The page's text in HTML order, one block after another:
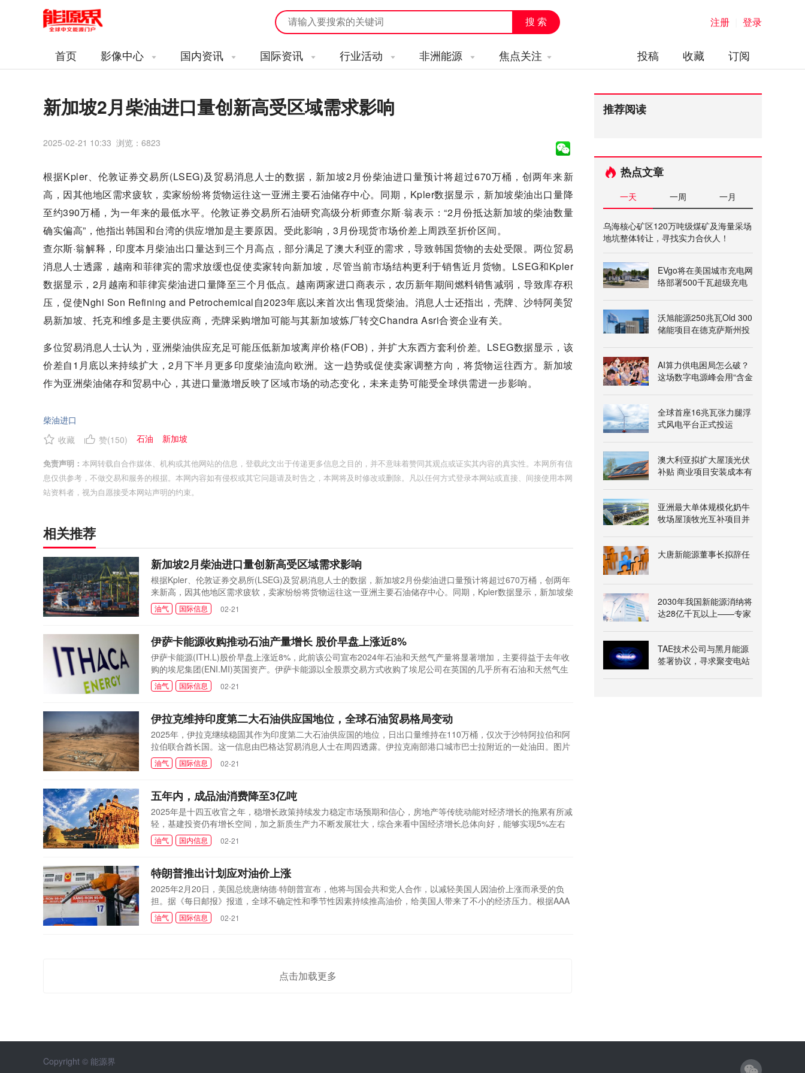
注册 登录
首页 影像中心 国内资讯 国际资讯 行业活动 非洲能源 焦点关注 订阅
收藏
投稿
新加坡2月柴油进口量创新高受区域需求影响
2025-02-21 10:33 浏览： 6823
根据Kpler、伦敦证券交易所(LSEG)及贸易消息人士的数据，新加坡2月份柴油进口量预计将超过670万桶，创两年来新
高，因其他地区需求疲软，卖家纷纷将货物运往这一亚洲主要石油储存中心。同期，Kpler数据显示，新加坡柴油出口量降
至约390万桶，为一年来的最低水平。伦敦证券交易所石油研究高级分析师查尔斯·翁表示：“2月份抵达新加坡的柴油数量
确实偏高”，他指出韩国和台湾的供应增加是主要原因。受此影响，3月份现货市场价差上周跌至折价区间。
查尔斯·翁解释，印度本月柴油出口量达到三个月高点，部分满足了澳大利亚的需求，导致韩国货物的去处受限。两位贸易
消息人士透露，越南和菲律宾的需求放缓也促使卖家转向新加坡，尽管当前市场结构更利于销售近月货物。LSEG和Kpler
数据显示，2月越南和菲律宾柴油进口量降至三个月低点。越南两家进口商表示，农历新年期间燃料销售减弱，导致库存积
压，促使Nghi Son Refining and Petrochemical自2023年底以来首次出售现货柴油。消息人士还指出，壳牌、沙特阿美贸
易新加坡、托克和维多是主要供应商，壳牌采购增加可能与其新加坡炼厂转交Chandra Asri合资企业有关。
多位贸易消息人士认为，亚洲柴油供应充足可能压低新加坡离岸价格(FOB)，并扩大东西方套利价差。LSEG数据显示，该
价差自1月底以来持续扩大，2月下半月更多印度柴油流向欧洲。这一趋势或促使卖家调整方向，将货物运往西方。新加坡
作为亚洲柴油储存和贸易中心，其进口量激增反映了区域市场的动态变化，未来走势可能受全球供需进一步影响。
柴油进口
收藏
赞(150) 石油 新加坡
免责声明： 本网转载自合作媒体、机构或其他网站的信息，登载此文出于传递更多信息之目的，并不意味着赞同其观点或证实其内容的真实性。本网所有信
息仅供参考，不做交易和服务的根据。本网内容如有侵权或其它问题请及时告之，本网将及时修改或删除。凡以任何方式登录本网站或直接、间接使用本网
站资料者，视为自愿接受本网站声明的约束。
相关推荐
新加坡2月柴油进口量创新高受区域需求影响
根据Kpler、伦敦证券交易所(LSEG)及贸易消息人士的数据，新加坡2月份柴油进口量预计将超过670万桶，创两年
来新高，因其他地区需求疲软，卖家纷纷将货物运往这一亚洲主要石油储存中心。同期，Kpler数据显示，新加坡柴
油出口量降至约390万桶，为一年来的最低水平。伦敦证券交易所石油研究高级分析师查尔斯·翁表示：2月份抵达
新加坡的柴油数量确实偏高，他指出韩国和台湾的供应增加是主要原因。受此影响，3月份现货市场价差上周跌至
油气 国际信息 02-21
伊萨卡能源收购推动石油产量增长 股价早盘上涨近8%
伊萨卡能源(ITH.L)股价早盘上涨近8%，此前该公司宣布2024年石油和天然气产量将显著增加，主要得益于去年收
购的埃尼集团(ENI.MI)英国资产。伊萨卡能源以全股票交易方式收购了埃尼公司在英国的几乎所有石油和天然气生
产资产，交易价值约为7.54亿英镑(约9.5087亿美元)，旨在成为北海最大的独立能源公司之一。截至格林威治标准
时间09:11，伊萨卡在伦敦上市的股票上涨7.9%，至141.60便士。伊萨卡首席执行官卢西亚诺·瓦斯克斯(Luciano
油气 国际信息 02-21
伊拉克维持印度第二大石油供应国地位，全球石油贸易格局变动
2025年，伊拉克继续稳固其作为印度第二大石油供应国的地位，日出口量维持在110万桶，仅次于沙特阿拉伯和阿
拉伯联合酋长国。这一信息由巴格达贸易消息人士在周四透露。伊拉克南部港口城市巴士拉附近的一处油田。图片
来源：法新社据Shafaq News报道，近期全球石油贸易格局出现了新的变动。在印度政府提前数周通知美国制裁措
施后，印度炼油厂迅速调整策略，上个月已转而使用非俄罗斯石油，以减少对潜在制裁风险的暴露。尽管如此，印
油气 国际信息 02-21
五年内，成品油消费降至3亿吨
2025年是十四五收官之年，稳增长政策持续发力稳定市场预期和信心，房地产等传统动能对经济增长的拖累有所减
轻，基建投资仍有增长空间，加之新质生产力不断发展壮大，综合来看中国经济增长总体向好，能够实现5%左右
的增长速度。预计十五五时期，我国经济保持中速增长，将支撑成品油消费保持一定规模，但交通领域的电动化发
展对油品的替代已是大势所趋。到2030年，成品油消费将降至3.1亿~3.4亿吨，较2024年大幅下降13%~21%。汽
油气 国内信息 02-21
特朗普推出计划应对油价上涨
2025年2月20日，美国总统唐纳德·特朗普宣布，他将与国会共和党人合作，以减轻美国人因油价上涨而承受的负
担。据《每日邮报》报道，全球不确定性和季节性因素持续推高油价，给美国人带来了不小的经济压力。根据AAA
的数据，周四全国平均汽油价格为每加仑3.165美元，较一个月前上涨了0.04美元，但仍低于2024年2月的3.276美
元。能源成本的上升对特朗普降低通胀的计划造成了一定影响，而关税威胁和季节性炼油厂维护又使价格居高不
油气 国际信息 02-21
推荐阅读
热点文章
一天 一周 一月
乌海核心矿区120万吨级煤矿及海量采场
地坑整体转让，寻找实力合伙人！
EVgo将在美国城市充电网
络部署500千瓦超级充电
沃旭能源250兆瓦Old 300
储能项目在德克萨斯州投
AI算力供电困局怎么破？
这场数字电源峰会用“含金
全球首座16兆瓦张力腿浮
式风电平台正式投运
澳大利亚拟扩大屋顶光伏
补贴 商业项目安装成本有
亚洲最大单体规模化奶牛
牧场屋顶牧光互补项目并
大唐新能源董事长拟辞任
2030年我国新能源消纳将
达28亿千瓦以上——专家
TAE技术公司与黑月能源
签署协议，寻求聚变电站
Copyright © 能源界